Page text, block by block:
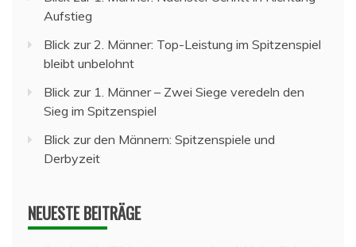
Aufstieg
Blick zur 2. Männer: Top-Leistung im Spitzenspiel
bleibt unbelohnt
Blick zur 1. Männer – Zwei Siege veredeln den
Sieg im Spitzenspiel
Blick zur den Männern: Spitzenspiele und
Derbyzeit
NEUESTE BEITRÄGE